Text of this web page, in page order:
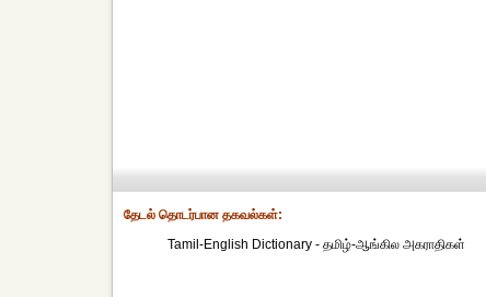
தேட‌ல் தொட‌ர்பான தகவ‌ல்க‌ள்:
Tamil-English Dictionary - தமிழ்-ஆங்கில அகராதிகள்